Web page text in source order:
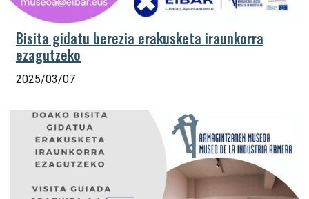
Bisita gidatu berezia erakusketa iraunkorra
ezagutzeko
2025/03/07